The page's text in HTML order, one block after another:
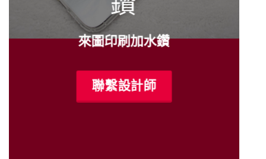
來圖印刷加水鑽
聯繫設計師